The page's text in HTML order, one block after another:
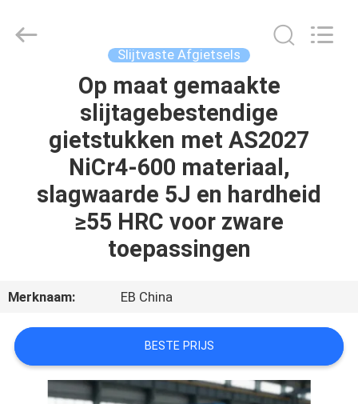
PRODUCTEN
VIDEOS
ONGEVEER
KWALITEITSCONTROLE
Casting
Slijtvaste Afgietsels
Op maat gemaakte
slijtagebestendige
gietstukken met AS2027
NiCr4-600 materiaal,
slagwaarde 5J en hardheid
≥55 HRC voor zware
toepassingen
Merknaam: EB China
BESTE PRIJS